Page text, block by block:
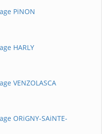
PiNON
HARLY
VENZOLASCA
ORiGNY-SAiNTE-